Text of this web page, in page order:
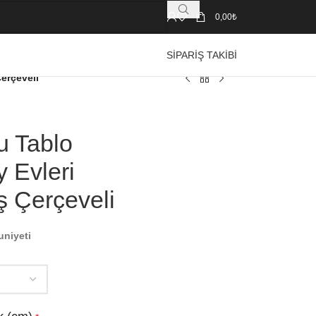
0,00₺
SIPARIŞ TAKIBI
Tablo
Evleri
Çerçeveli